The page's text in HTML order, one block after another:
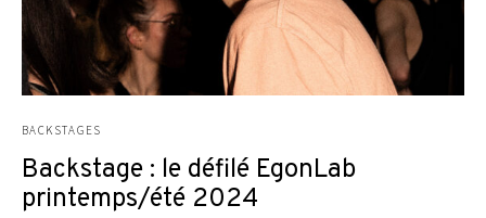
BACKSTAGES
Backstage : le défilé EgonLab
printemps/été 2024